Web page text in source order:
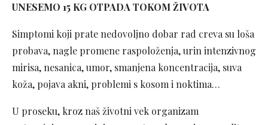
UNESEMO 15 KG OTPADA TOKOM ŽIVOTA
Simptomi koji prate nedovoljno dobar rad creva su loša
probava, nagle promene raspoloženja, urin intenzivnog
mirisa, nesanica, umor, smanjena koncentracija, suva
koža, pojava akni, problemi s kosom i noktima…
U proseku, kroz naš životni vek organizam